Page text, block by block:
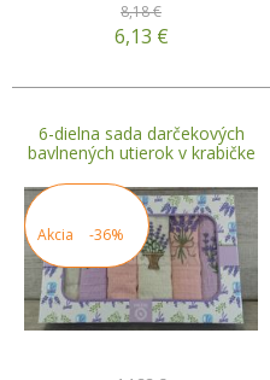
8,18 €
6,13 €
6-dielna sada darčekových
bavlnených utierok v krabičke
Akcia -36%